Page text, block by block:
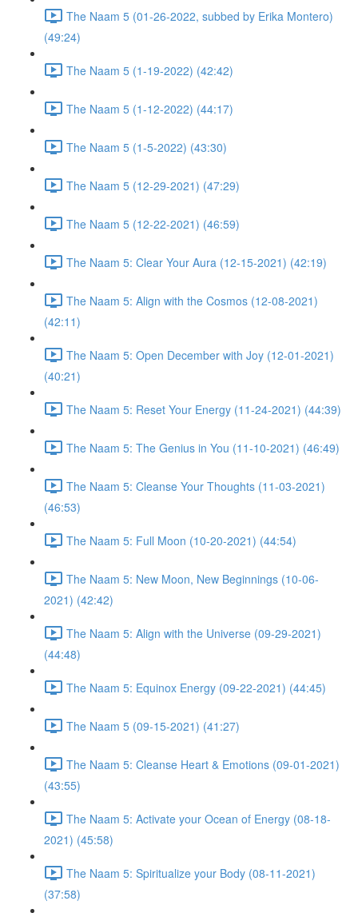
The Naam 5 (01-26-2022, subbed by Erika Montero)
(49:24)
The Naam 5 (1-19-2022) (42:42)
The Naam 5 (1-12-2022) (44:17)
The Naam 5 (1-5-2022) (43:30)
The Naam 5 (12-29-2021) (47:29)
The Naam 5 (12-22-2021) (46:59)
The Naam 5: Clear Your Aura (12-15-2021) (42:19)
The Naam 5: Align with the Cosmos (12-08-2021)
(42:11)
The Naam 5: Open December with Joy (12-01-2021)
(40:21)
The Naam 5: Reset Your Energy (11-24-2021) (44:39)
The Naam 5: The Genius in You (11-10-2021) (46:49)
The Naam 5: Cleanse Your Thoughts (11-03-2021)
(46:53)
The Naam 5: Full Moon (10-20-2021) (44:54)
The Naam 5: New Moon, New Beginnings (10-06-
2021) (42:42)
The Naam 5: Align with the Universe (09-29-2021)
(44:48)
The Naam 5: Equinox Energy (09-22-2021) (44:45)
The Naam 5 (09-15-2021) (41:27)
The Naam 5: Cleanse Heart & Emotions (09-01-2021)
(43:55)
The Naam 5: Activate your Ocean of Energy (08-18-
2021) (45:58)
The Naam 5: Spiritualize your Body (08-11-2021)
(37:58)